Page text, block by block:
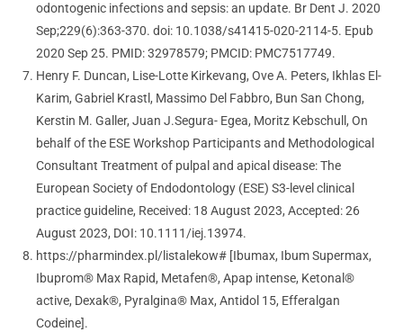
odontogenic infections and sepsis: an update. Br Dent J. 2020
Sep;229(6):363-370. doi: 10.1038/s41415-020-2114-5. Epub
2020 Sep 25. PMID: 32978579; PMCID: PMC7517749.
Henry F. Duncan, Lise-Lotte Kirkevang, Ove A. Peters, Ikhlas El-
Karim, Gabriel Krastl, Massimo Del Fabbro, Bun San Chong,
Kerstin M. Galler, Juan J.Segura- Egea, Moritz Kebschull, On
behalf of the ESE Workshop Participants and Methodological
Consultant Treatment of pulpal and apical disease: The
European Society of Endodontology (ESE) S3-level clinical
practice guideline, Received: 18 August 2023, Accepted: 26
August 2023, DOI: 10.1111/iej.13974.
https://pharmindex.pl/listalekow# [Ibumax, Ibum Supermax,
Ibuprom® Max Rapid, Metafen®, Apap intense, Ketonal®
active, Dexak®, Pyralgina® Max, Antidol 15, Efferalgan
Codeine].